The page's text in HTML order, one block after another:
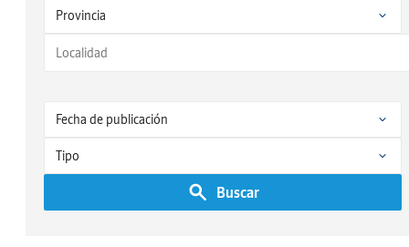
Buscar